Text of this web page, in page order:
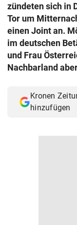
zündeten sich in
Tor um
einen Joint an.
im deutschen
und Frau
Nachbarland
Kronen
hinzufügen